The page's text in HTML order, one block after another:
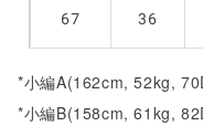
67 36
*小編A(162cm, 52kg,
*小編B(158cm, 61kg,